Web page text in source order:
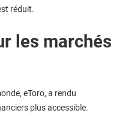
réduit.
les marchés
eToro, a rendu
plus accessible.